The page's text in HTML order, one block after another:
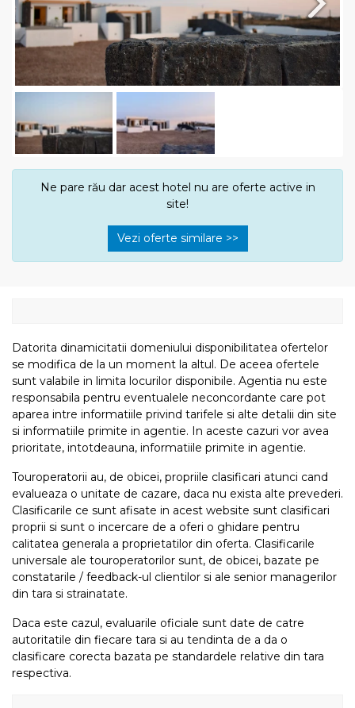
Next
Ne pare rău dar acest hotel nu are oferte active in
site!
Vezi oferte similare >>
Datorita dinamicitatii domeniului disponibilitatea ofertelor
se modifica de la un moment la altul. De aceea ofertele
sunt valabile in limita locurilor disponibile. Agentia nu este
responsabila pentru eventualele neconcordante care pot
aparea intre informatiile privind tarifele si alte detalii din site
si informatiile primite in agentie. In aceste cazuri vor avea
prioritate, intotdeauna, informatiile primite in agentie.
Touroperatorii au, de obicei, propriile clasificari atunci cand
evalueaza o unitate de cazare, daca nu exista alte prevederi.
Clasificarile ce sunt afisate in acest website sunt clasificari
proprii si sunt o incercare de a oferi o ghidare pentru
calitatea generala a proprietatilor din oferta. Clasificarile
universale ale touroperatorilor sunt, de obicei, bazate pe
constatarile / feedback-ul clientilor si ale senior managerilor
din tara si strainatate.
Daca este cazul, evaluarile oficiale sunt date de catre
autoritatile din fiecare tara si au tendinta de a da o
clasificare corecta bazata pe standardele relative din tara
respectiva.